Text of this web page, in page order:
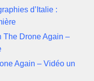
d’Italie :
The Drone Again –
Again – Vidéo un